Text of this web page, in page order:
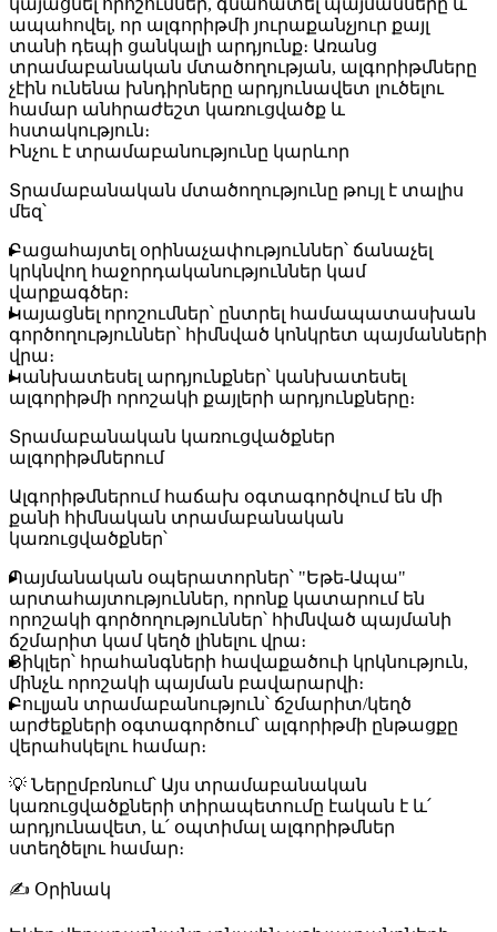
ապահովել, որ ալգորիթմի յուրաքանչյուր քայլ
տանի դեպի ցանկալի արդյունք։ Առանց
տրամաբանական մտածողության, ալգորիթմները
չէին ունենա խնդիրները արդյունավետ լուծելու
համար անհրաժեշտ կառուցվածք և
հստակություն։
Ինչու է տրամաբանությունը կարևոր
Տրամաբանական մտածողությունը թույլ է տալիս
մեզ՝
Բացահայտել օրինաչափություններ՝ ճանաչել
կրկնվող հաջորդականություններ կամ
վարքագծեր։
Կայացնել որոշումներ՝ ընտրել համապատասխան
գործողություններ՝ հիմնված կոնկրետ պայմանների
վրա։
Կանխատեսել արդյունքներ՝ կանխատեսել
ալգորիթմի որոշակի քայլերի արդյունքները։
Տրամաբանական կառուցվածքներ
ալգորիթմներում
Ալգորիթմներում հաճախ օգտագործվում են մի
քանի հիմնական տրամաբանական
կառուցվածքներ՝
Պայմանական օպերատորներ՝ "Եթե-Ապա"
արտահայտություններ, որոնք կատարում են
որոշակի գործողություններ՝ հիմնված պայմանի
ճշմարիտ կամ կեղծ լինելու վրա։
Ցիկլեր՝ հրահանգների հավաքածուի կրկնություն,
մինչև որոշակի պայման բավարարվի։
Բուլյան տրամաբանություն՝ ճշմարիտ/կեղծ
արժեքների օգտագործում՝ ալգորիթմի ընթացքը
վերահսկելու համար։
💡 Ներըմբռնում՝ Այս տրամաբանական
կառուցվածքների տիրապետումը էական է և՛
արդյունավետ, և՛ օպտիմալ ալգորիթմներ
ստեղծելու համար։
✍️ Օրինակ